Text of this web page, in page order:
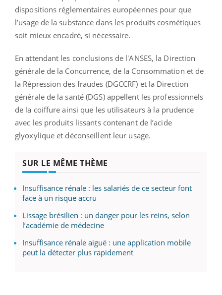
dispositions réglementaires européennes pour que
l’usage de la substance dans les produits cosmétiques
soit mieux encadré, si nécessaire.
En attendant les conclusions de l'ANSES, la Direction
générale de la Concurrence, de la Consommation et de
la Répression des fraudes (DGCCRF) et la Direction
générale de la santé (DGS) appellent les professionnels
de la coiffure ainsi que les utilisateurs à la prudence
avec les produits lissants contenant de l’acide
glyoxylique et déconseillent leur usage.
SUR LE MÊME THÈME
Insuffisance rénale : les salariés de ce secteur font
face à un risque accru
Lissage brésilien : un danger pour les reins, selon
l’académie de médecine
Insuffisance rénale aiguë : une application mobile
peut la détecter plus rapidement